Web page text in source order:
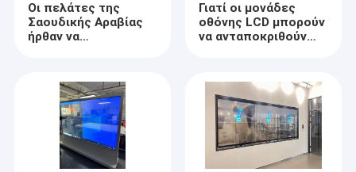
Οι πελάτες της
Σαουδικής Αραβίας
ήρθαν να
Γιατί οι μονάδες
οθόνης LCD μπορούν
να ανταποκριθούν
των σύγχρονων
ηλεκτρονικών
συσκευών;